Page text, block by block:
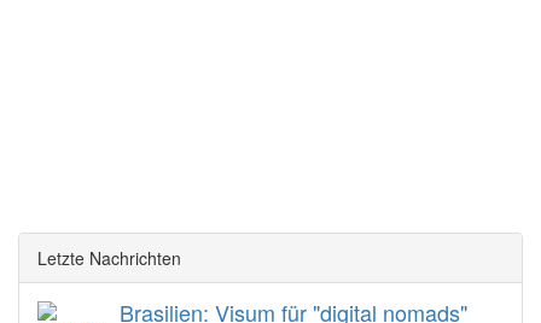
Letzte Nachrichten
Brasilien: Visum für "digital nomads"